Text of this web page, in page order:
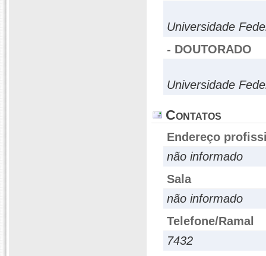
Universidade
- DOUTORADO
Universidade
Contatos
Endereço
não informado
Sala
não informado
Telefone/Ramal
7432